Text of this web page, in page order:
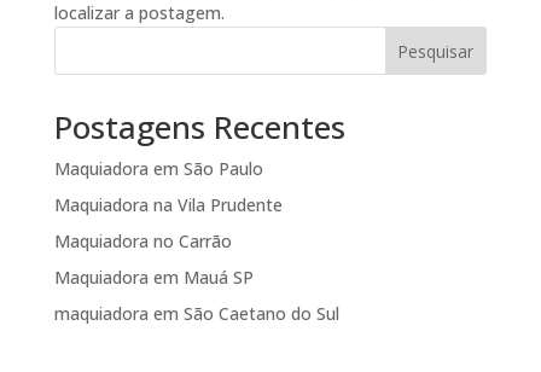
localizar a postagem.
Pesquisar
Postagens Recentes
Maquiadora em São Paulo
Maquiadora na Vila Prudente
Maquiadora no Carrão
Maquiadora em Mauá SP
maquiadora em São Caetano do Sul